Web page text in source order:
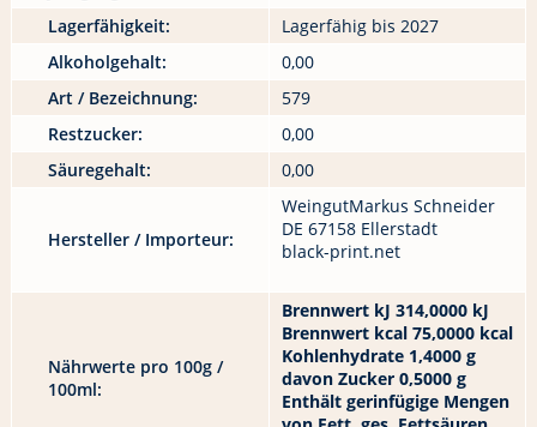
Lagerfähigkeit:
Lagerfähig bis 2027
Alkoholgehalt:
0,00
Art / Bezeichnung:
579
Restzucker:
0,00
Säuregehalt:
0,00
Hersteller / Importeur:
WeingutMarkus Schneider
DE 67158 Ellerstadt
black-print.net
Nährwerte pro 100g /
100ml:
Brennwert kJ 314,0000 kJ
Brennwert kcal 75,0000 kcal
Kohlenhydrate 1,4000 g
davon Zucker 0,5000 g
Enthält gerinfügige Mengen